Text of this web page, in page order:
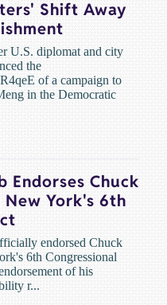
Shift Away
U.S. diplomat and city
the
of a campaign to
in the Democratic
Endorses Chuck
New York's 6th
endorsed Chuck
6th Congressional
of his
r...